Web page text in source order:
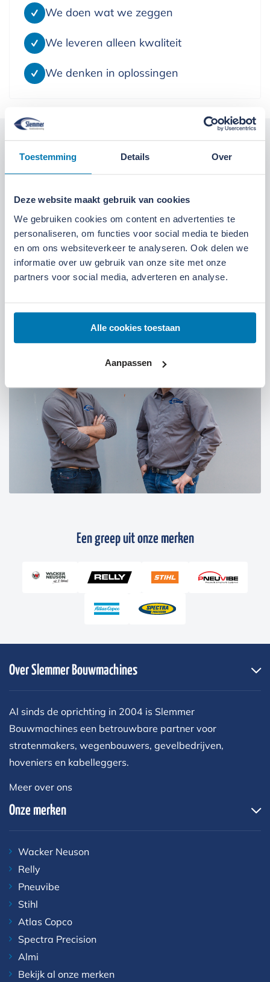
Toestemming Details Over
Deze website maakt gebruik van cookies
We gebruiken cookies om content en advertenties te
personaliseren, om functies voor social media te bieden
en om ons websiteverkeer te analyseren. Ook delen we
informatie over uw gebruik van onze site met onze
partners voor social media, adverteren en analyse.
Alle cookies toestaan
Aanpassen
We doen wat we zeggen
We leveren alleen kwaliteit
We denken in oplossingen
Kom langs bij onze locaties
Locatie Ede
We zijn gevestigd aan de Broeksteeg 1 in Ede.
Maandag t/m zaterdag open. Bereikbaar via0318-
265555.Bekijk deze locatie.
07:00 tot 17:30 uur Maandag t/m vrijdag
07:30 tot 12:00 uur Zaterdag
Een greep uit onze merken
Over Slemmer Bouwmachines
Al sinds de oprichting in 2004 is Slemmer
Bouwmachines een betrouwbare partner voor
stratenmakers, wegenbouwers, gevelbedrijven,
hoveniers en kabelleggers.
Meer over ons
Onze merken
Wacker Neuson
Relly
Pneuvibe
Stihl
Atlas Copco
Spectra Precision
Almi
Bekijk al onze merken